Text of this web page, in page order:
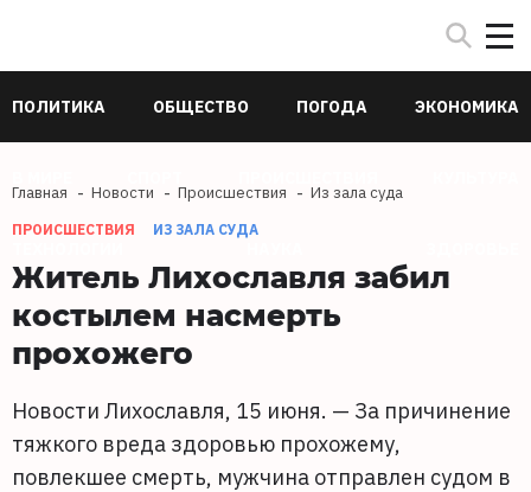
ПОЛИТИКА ОБЩЕСТВО ПОГОДА ЭКОНОМИКА
Главная Новости Происшествия Из зала суда
ПРОИСШЕСТВИЯ ИЗ ЗАЛА СУДА
Житель Лихославля забил
костылем насмерть
прохожего
Новости Лихославля, 15 июня. — За причинение
тяжкого вреда здоровью прохожему,
повлекшее смерть, мужчина отправлен судом в